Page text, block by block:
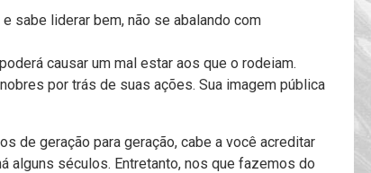
sabe liderar bem, não se abalando com
causar um mal estar aos que o rodeiam.
por trás de suas ações. Sua imagem pública
de geração para geração, cabe a você acreditar
alguns séculos. Entretanto, nos que fazemos do